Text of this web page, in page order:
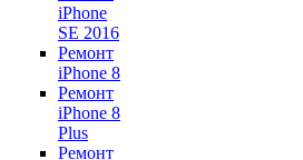
iPhone
SE 2016
Ремонт
iPhone 8
Ремонт
iPhone 8
Plus
Ремонт